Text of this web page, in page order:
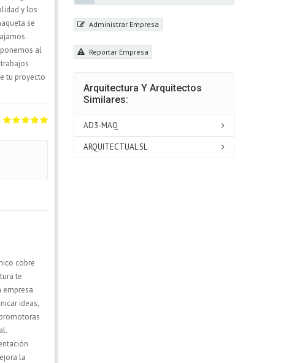
y los
se
al
tu proyecto
cobre
te
empresa
ideas,
la
Administrar Empresa
Reportar Empresa
Arquitectura Y Arquitectos
Similares:
AD3-MAQ
ARQUITECTUAL SL